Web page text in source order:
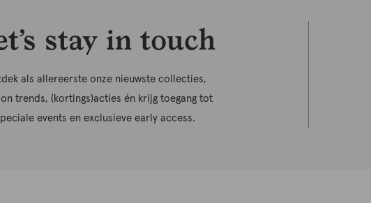
stay in touch
als allereerste onze nieuwste collecties,
trends, (kortings)acties én krijg toegang tot
events en exclusieve early access.